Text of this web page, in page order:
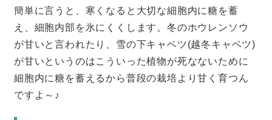
簡単に言うと、寒くなると大切な細胞内に糖を蓄
え、細胞内部を氷にくくします。冬のホウレンソウ
が甘いと言われたり、雪の下キャベツ(越冬キャベツ)
が甘いというのはこういった植物が死なないために
細胞内に糖を蓄えるから普段の栽培より甘く育つん
ですよ～♪